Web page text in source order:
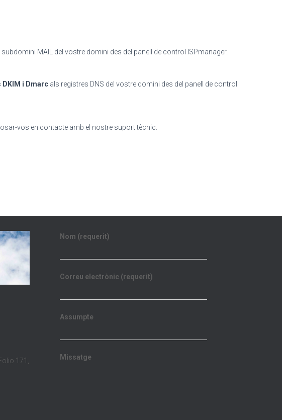
MAIL del vostre domini des del panell de control ISPmanager.
i Dmarc als registres DNS del vostre domini des del panell de control
vos en contacte amb el nostre suport tècnic.
171,
Nom (requerit)
Correu electrònic (requerit)
Assumpte
Missatge